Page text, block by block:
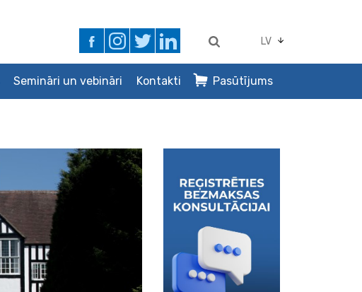
LV
Semināri un vebināri Kontakti Pasūtījums